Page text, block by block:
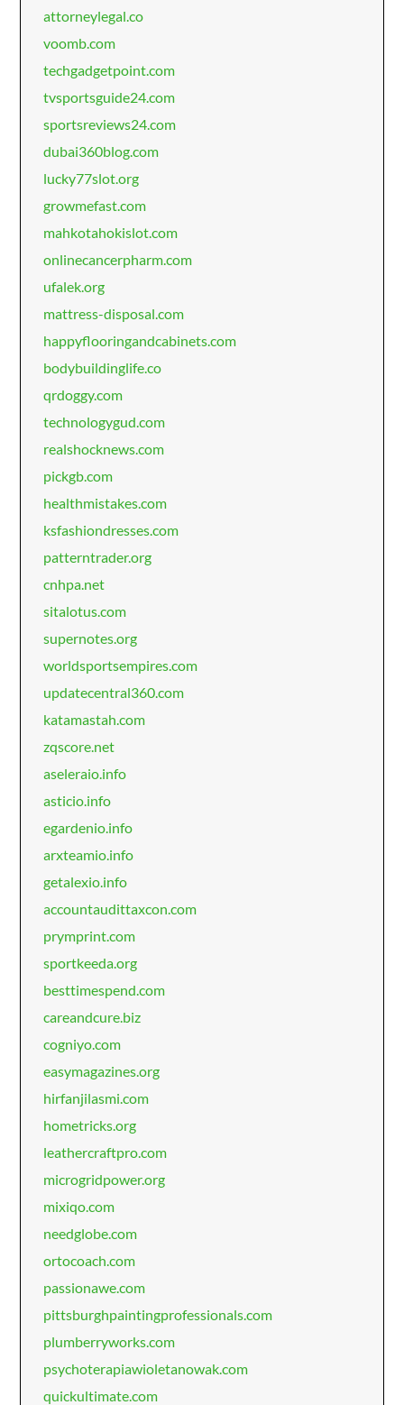
attorneylegal.co
voomb.com
techgadgetpoint.com
tvsportsguide24.com
sportsreviews24.com
dubai360blog.com
lucky77slot.org
growmefast.com
mahkotahokislot.com
onlinecancerpharm.com
ufalek.org
mattress-disposal.com
happyflooringandcabinets.com
bodybuildinglife.co
qrdoggy.com
technologygud.com
realshocknews.com
pickgb.com
healthmistakes.com
ksfashiondresses.com
patterntrader.org
cnhpa.net
sitalotus.com
supernotes.org
worldsportsempires.com
updatecentral360.com
katamastah.com
zqscore.net
aseleraio.info
asticio.info
egardenio.info
arxteamio.info
getalexio.info
accountaudittaxcon.com
prymprint.com
sportkeeda.org
besttimespend.com
careandcure.biz
cogniyo.com
easymagazines.org
hirfanjilasmi.com
hometricks.org
leathercraftpro.com
microgridpower.org
mixiqo.com
needglobe.com
ortocoach.com
passionawe.com
pittsburghpaintingprofessionals.com
plumberryworks.com
psychoterapiawioletanowak.com
quickultimate.com